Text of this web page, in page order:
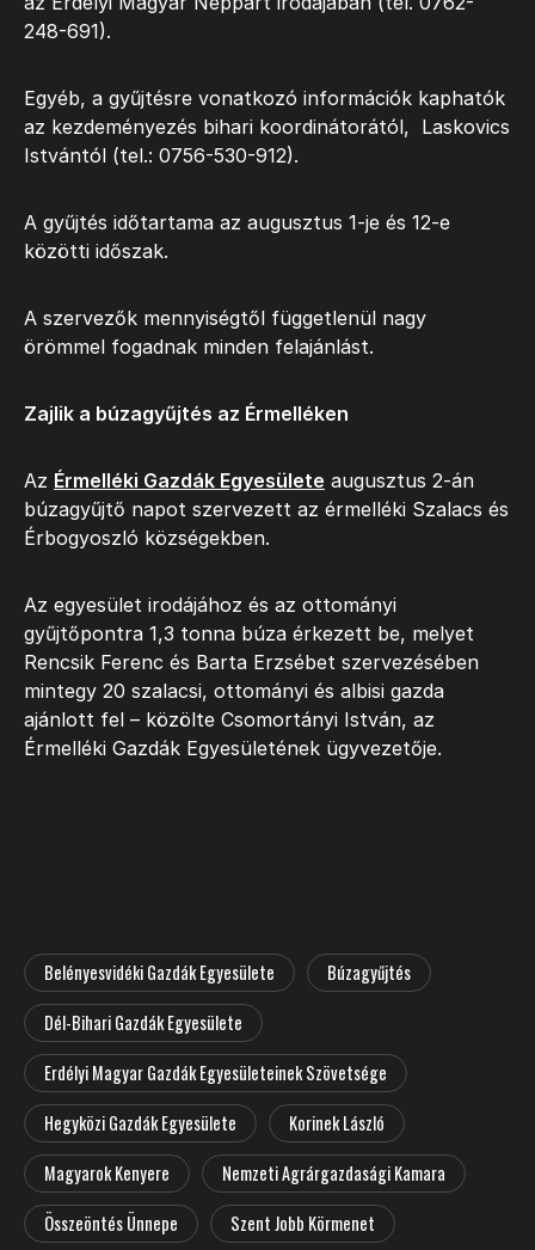
248-691).
Egyéb, a gyűjtésre vonatkozó információk kaphatók
az kezdeményezés bihari koordinátorától, Laskovics
Istvántól (tel.: 0756-530-912).
A gyűjtés időtartama az augusztus 1-je és 12-e
közötti időszak.
A szervezők mennyiségtől függetlenül nagy
örömmel fogadnak minden felajánlást.
Zajlik a búzagyűjtés az Érmelléken
Az Érmelléki Gazdák Egyesülete augusztus 2-án
búzagyűjtő napot szervezett az érmelléki Szalacs és
Érbogyoszló községekben.
Az egyesület irodájához és az ottományi
gyűjtőpontra 1,3 tonna búza érkezett be, melyet
Rencsik Ferenc és Barta Erzsébet szervezésében
mintegy 20 szalacsi, ottományi és albisi gazda
ajánlott fel – közölte Csomortányi István, az
Érmelléki Gazdák Egyesületének ügyvezetője.
Belényesvidéki Gazdák Egyesülete
Búzagyűjtés
Dél-Bihari Gazdák Egyesülete
Erdélyi Magyar Gazdák Egyesületeinek Szövetsége
Hegyközi Gazdák Egyesülete
Korinek László
Magyarok Kenyere
Nemzeti Agrárgazdasági Kamara
Összeöntés Ünnepe
Szent Jobb Körmenet